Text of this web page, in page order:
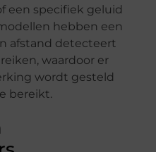
een specifiek geluid
hebben een
afstand detecteert
waardoor er
wordt gesteld
bereikt.